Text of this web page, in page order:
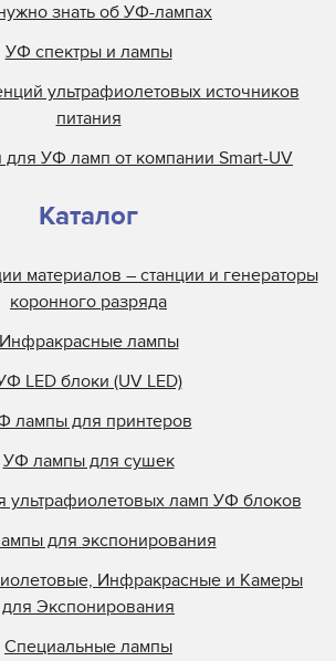
знать об УФ-лампах
УФ спектры и лампы
ультрафиолетовых источников
питания
для УФ ламп от компании Smart-UV
Каталог
материалов – станции и генераторы
коронного разряда
Инфракрасные лампы
LED блоки (UV LED)
лампы для принтеров
УФ лампы для сушек
ультрафиолетовых ламп УФ блоков
для экспонирования
Инфракрасные и Камеры
для Экспонирования
Специальные лампы